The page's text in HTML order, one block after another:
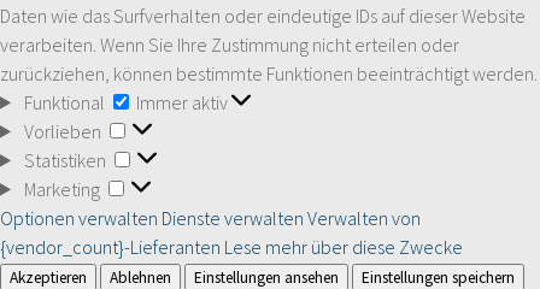
Daten wie das Surfverhalten oder eindeutige IDs auf dieser Website
verarbeiten. Wenn Sie Ihre Zustimmung nicht erteilen oder
zurückziehen, können bestimmte Funktionen beeinträchtigt werden.
Funktional
Funktional
Immer aktiv
Vorlieben
Vorlieben
Statistiken
Statistiken
Marketing
Marketing
Optionen verwalten Dienste verwalten Verwalten von
{vendor_count}-Lieferanten Lese mehr über diese Zwecke
Akzeptieren Ablehnen Einstellungen ansehen Einstellungen speichern